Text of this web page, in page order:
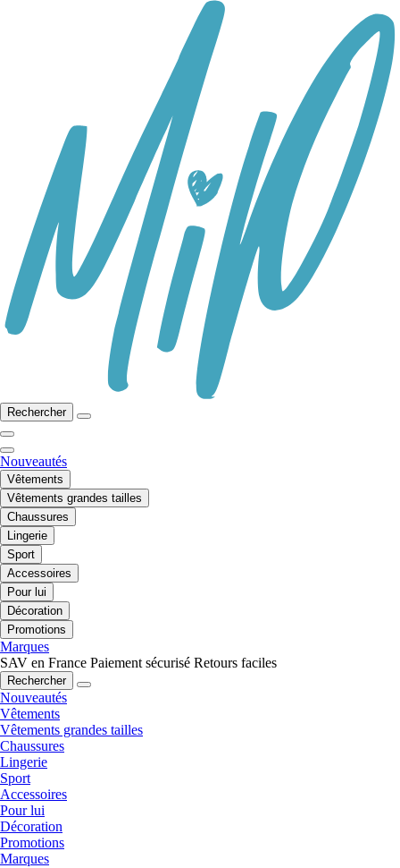
Rechercher
Nouveautés
Vêtements
Vêtements grandes tailles
Chaussures
Lingerie
Sport
Accessoires
Pour lui
Décoration
Promotions
Marques
SAV en France Paiement sécurisé Retours faciles
Rechercher
Nouveautés
Vêtements
Vêtements grandes tailles
Chaussures
Lingerie
Sport
Accessoires
Pour lui
Décoration
Promotions
Marques